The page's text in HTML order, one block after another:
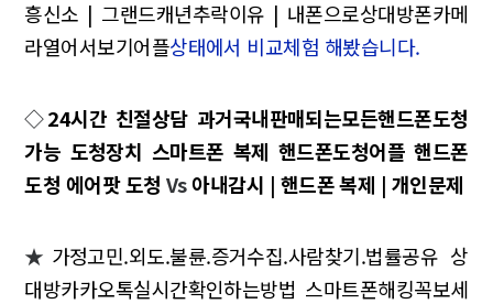
흥신소 | 그랜드캐년추락이유 | 내폰으로상대방폰카메
라열어서보기어플상태에서 비교체험 해봤습니다.
◇24시간 친절상담 과거국내판매되는모든핸드폰도청
가능 도청장치 스마트폰 복제 핸드폰도청어플 핸드폰
도청 에어팟 도청 Vs아내감시 | 핸드폰 복제 | 개인문제
★ 가정고민.외도.불륜.증거수집.사람찾기.법률공유 상
대방카카오톡실시간확인하는방법 스마트폰해킹꼭보세